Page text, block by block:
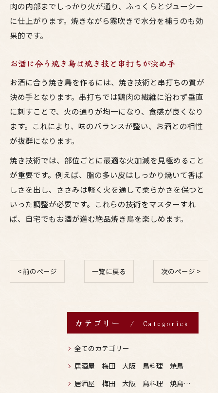
肉の内部までしっかり火が通り、ふっくらとジューシー
に仕上がります。焼きながら霧吹きで水分を補うのも効
果的です。
お酒に合う焼き鳥は焼き技と串打ちが決め手
お酒に合う焼き鳥を作るには、焼き技術と串打ちの質が
決め手となります。串打ちでは鶏肉の繊維に沿わず垂直
に刺すことで、火の通りが均一になり、食感が良くなり
ます。これにより、味のバランスが整い、お酒との相性
が抜群になります。
焼き技術では、部位ごとに最適な火加減を見極めること
が重要です。例えば、脂の多い皮はしっかり焼いて香ば
しさを出し、ささみは軽く火を通して柔らかさを保つと
いった調整が必要です。これらの技術をマスターすれ
ば、自宅でもお酒が進む絶品焼き鳥を楽しめます。
< 前のページ 一覧に戻る 次のページ >
カテゴリー Categories
全てのカテゴリー
居酒屋 梅田 大阪 鳥料理 焼鳥
居酒屋 梅田 大阪 鳥料理 焼鳥 お酒